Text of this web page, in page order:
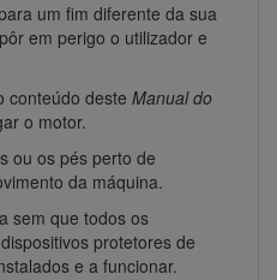
um fim diferente da sua
em perigo o utilizador e
conteúdo deste Manual do
o motor.
ou os pés perto de
da máquina.
sem que todos os
protetores de
e a funcionar.